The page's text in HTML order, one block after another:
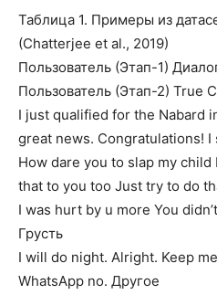
Таблица 1. Примеры из
(Chatterjee et al., 2019)
Пользователь (Этап-1)
Пользователь (Этап-2) True
I just qualified for the Nabard
great news. Congratulations!
How dare you to slap my
that to you too Just try to do
I was hurt by u more You
Грусть
I will do night. Alright. Keep
WhatsApp no. Другое